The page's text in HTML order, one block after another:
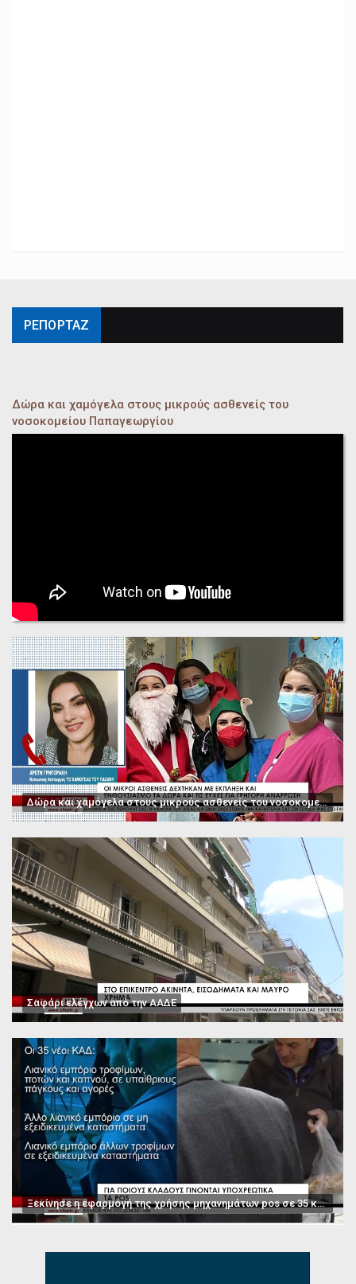
ΡΕΠΟΡΤΑΖ
Δώρα και χαμόγελα στους μικρούς ασθενείς του
νοσοκομείου Παπαγεωργίου
Δώρα και χαμόγελα στους μικρούς ασθενείς του νοσοκομείου Παπαγεωργίου
Σαφάρι ελέγχων από την ΑΑΔΕ
Ξεκίνησε η εφαρμογή της χρήσης μηχανημάτων pos σε 35 κατηγορίες επαγγελμάτων